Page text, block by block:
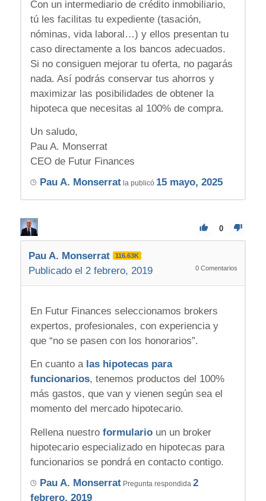
Con un intermediario de crédito inmobiliario,
tú les facilitas tu expediente (tasación,
nóminas, vida laboral…) y ellos presentan tu
caso directamente a los bancos adecuados.
Si no consiguen mejorar tu oferta, no pagarás
nada. Así podrás conservar tus ahorros y
maximizar las posibilidades de obtener la
hipoteca que necesitas al 100% de compra.
Un saludo,
Pau A. Monserrat
CEO de Futur Finances
Pau A. Monserratla publicó 15 mayo, 2025
0
Pau A. Monserrat 116.63K
Publicado el 2 febrero, 2019 0 Comentarios
En Futur Finances seleccionamos brokers
expertos, profesionales, con experiencia y
que “no se pasen con los honorarios”.
En cuanto a las hipotecas para
funcionarios, tenemos productos del 100%
más gastos, que van y vienen según sea el
momento del mercado hipotecario.
Rellena nuestro formularioun un broker
hipotecario especializado en hipotecas para
funcionarios se pondrá en contacto contigo.
Pau A. MonserratPregunta respondida 2
febrero, 2019